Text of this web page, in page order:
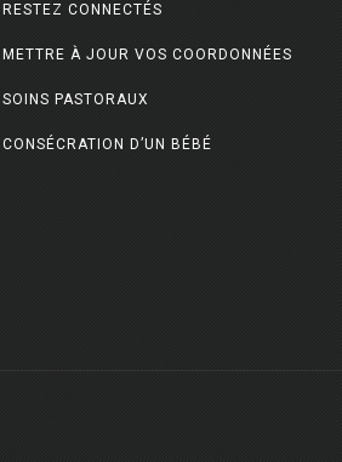
RESTEZ CONNECTÉS
METTRE À JOUR VOS COORDONNÉES
SOINS PASTORAUX
CONSÉCRATION D’UN BÉBÉ